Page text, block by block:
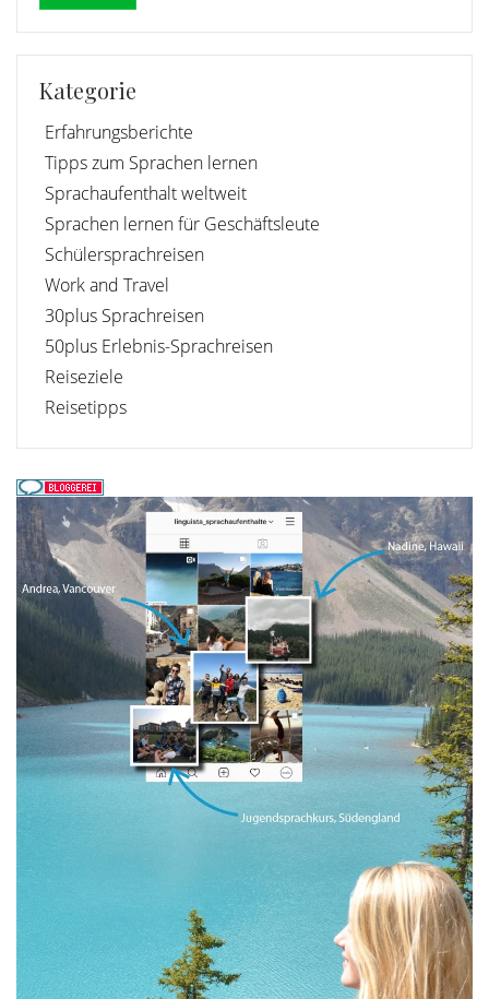
Kategorie
Erfahrungsberichte
Tipps zum Sprachen lernen
Sprachaufenthalt weltweit
Sprachen lernen für Geschäftsleute
Schülersprachreisen
Work and Travel
30plus Sprachreisen
50plus Erlebnis-Sprachreisen
Reiseziele
Reisetipps